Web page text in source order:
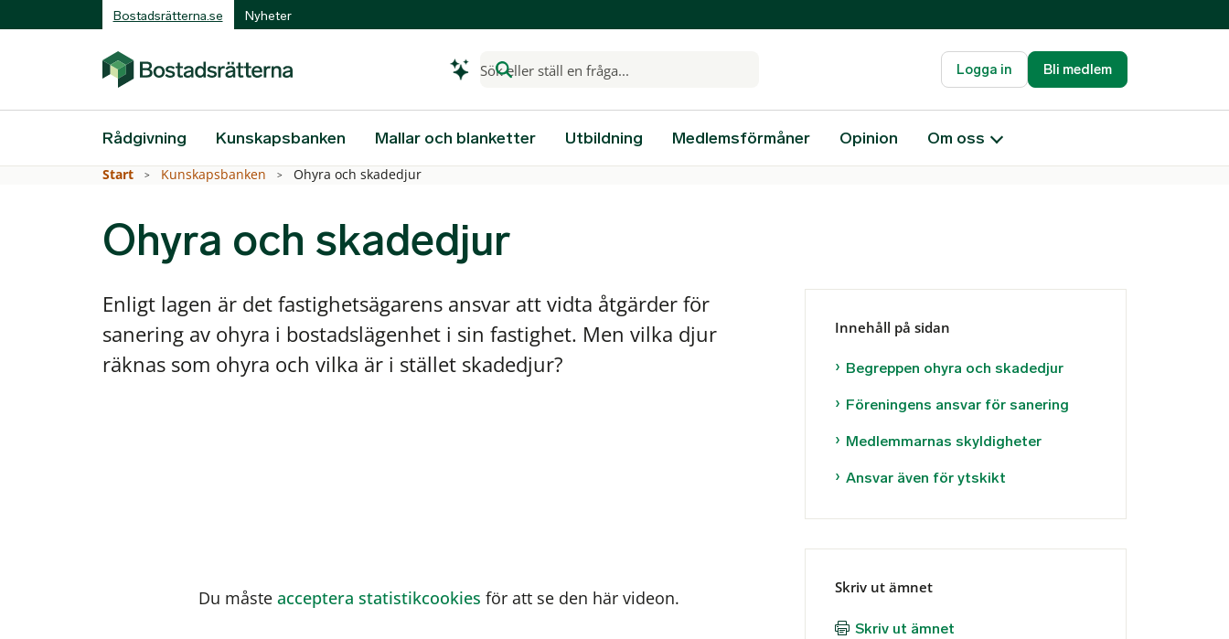
Bostadsrätterna.se Nyheter
Logga in Bli medlem
Sök eller ställ en fråga...
Rådgivning Kunskapsbanken Mallar och blanketter Utbildning Medlemsförmåner Opinion Om oss
Start Kunskapsbanken Ohyra och skadedjur
Ohyra och skadedjur
Innehåll på sidan
Begreppen ohyra och skadedjur
Föreningens ansvar för sanering
Medlemmarnas skyldigheter
Ansvar även för ytskikt
Skriv ut ämnet
Skriv ut ämnet
Enligt lagen är det fastighetsägarens ansvar att vidta åtgärder för
sanering av ohyra i bostadslägenhet i sin fastighet. Men vilka djur
räknas som ohyra och vilka är i stället skadedjur?
Du måste acceptera statistikcookies för att se den här videon.